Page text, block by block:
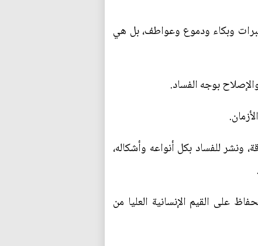
عبرات وبكاء ودموع وعواطف، بل هي
بوجه الفساد.
للفساد بكل أنواعه وأشكاله،
على القيم الإنسانية العليا من